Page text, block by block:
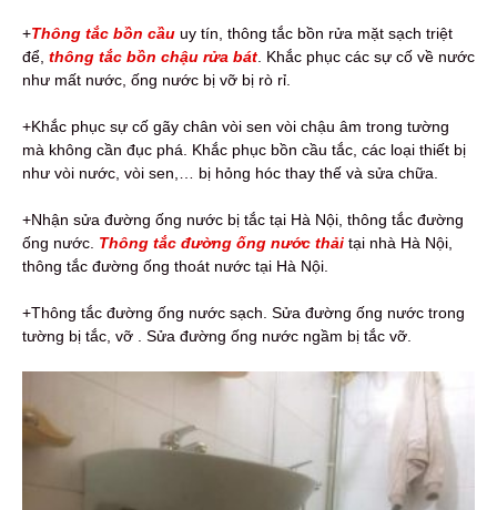
+Thông tắc bồn cầu uy tín, thông tắc bồn rửa mặt sạch triệt
để, thông tắc bồn chậu rửa bát . Khắc phục các sự cố về nước
như mất nước, ống nước bị vỡ bị rò rỉ.
+Khắc phục sự cố gãy chân vòi sen vòi chậu âm trong tường
mà không cần đục phá. Khắc phục bồn cầu tắc, các loại thiết bị
như vòi nước, vòi sen,… bị hỏng hóc thay thế và sửa chữa.
+Nhận sửa đường ống nước bị tắc tại Hà Nội, thông tắc đường
ống nước. Thông tắc đường ống nước thải tại nhà Hà Nội,
thông tắc đường ống thoát nước tại Hà Nội.
+Thông tắc đường ống nước sạch. Sửa đường ống nước trong
tường bị tắc, vỡ . Sửa đường ống nước ngầm bị tắc vỡ.